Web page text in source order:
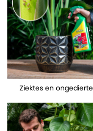
Ziektes en ongedierte